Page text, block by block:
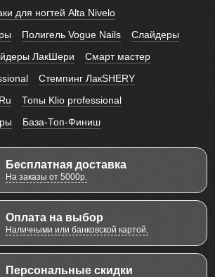
для ногтей Alta Nivelo
Полигель Vogue Nails
Слайдеры
ЛакШери
Смарт мастер
Стемпинг ЛакSHERY
Топы Klio professional
База-Топ-Финиш
Бесплатная доставка
На заказы от 5000р.
Оплата на выбор
Наличными или банковской картой.
Персональные скидки